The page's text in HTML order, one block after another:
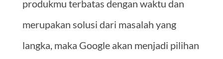
produkmu terbatas dengan waktu dan
merupakan solusi dari masalah yang
langka, maka Google akan menjadi pilihan